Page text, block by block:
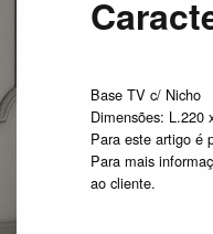
Base TV c/ Nicho
Dimensões: L.220
Para este artigo é
Para mais
ao cliente.